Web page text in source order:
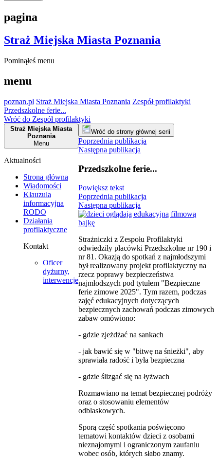
pagina
Straż Miejska Miasta Poznania
Pominąłeś menu
menu
poznan.pl Straż Miejska Miasta Poznania Zespół profilaktyki
Przedszkolne ferie...
Wróć do Zespół profilaktyki
Straż Miejska Miasta
Poznania
Menu
Aktualności
Strona główna
Wiadomości
Klauzula
informacyjna
RODO
Działania
profilaktyczne
Kontakt
Oficer
dyżurny,
interwencje
Wróć do strony głównej serii
Poprzednia publikacja
Następna publikacja
Przedszkolne ferie...
Powiększ tekst
Poprzednia publikacja
Następna publikacja
Strażniczki z Zespołu Profilaktyki
odwiedziły placówki Przedszkolne nr 190 i
nr 81. Okazją do spotkań z najmłodszymi
był realizowany projekt profilaktyczny na
rzecz poprawy bezpieczeństwa
najmłodszych pod tytułem "Bezpieczne
ferie zimowe 2025". Tym razem, podczas
zajęć edukacyjnych dotyczących
bezpiecznych zachowań podczas zimowych
zabaw omówiono:
- gdzie zjeżdżać na sankach
- jak bawić się w "bitwę na śnieżki", aby
sprawiała radość i była bezpieczna
- gdzie ślizgać się na łyżwach
Rozmawiano na temat bezpiecznej podróży
oraz o stosowaniu elementów
odblaskowych.
Sporą część spotkania poświęcono
tematowi kontaktów dzieci z osobami
nieznajomymi i ograniczonym zaufaniu
wobec osób, których słabo znamy.